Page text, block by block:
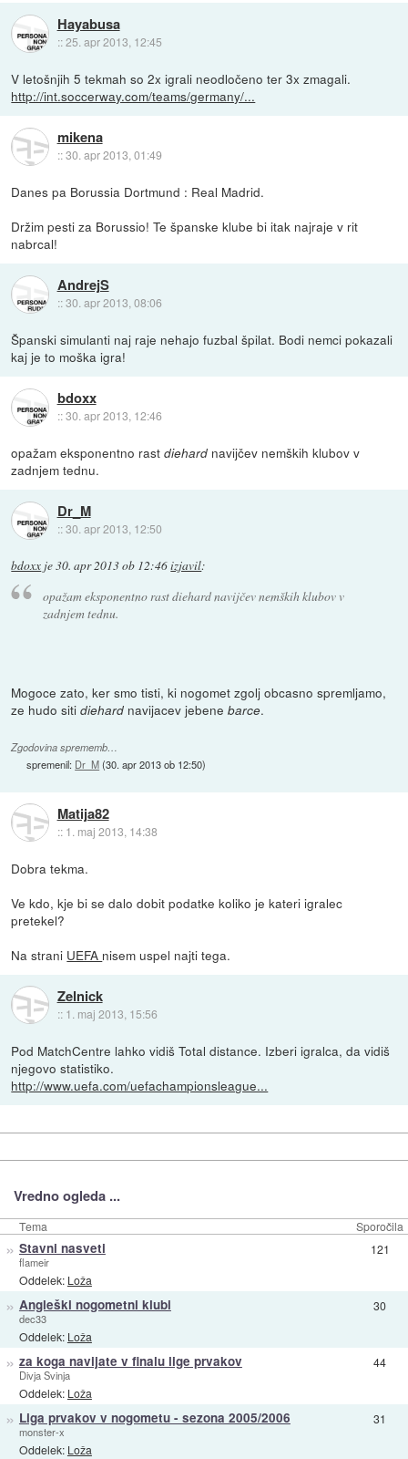
Hayabusa
::25. apr 2013, 12:45
V letošnjih 5 tekmah so 2x igrali neodločeno ter 3x zmagali.
http://int.soccerway.com/teams/germany/...
mikena
::30. apr 2013, 01:49
Danes pa Borussia Dortmund : Real Madrid.
Držim pesti za Borussio! Te španske klube bi itak najraje v rit
nabrcal!
AndrejS
::30. apr 2013, 08:06
Španski simulanti naj raje nehajo fuzbal špilat. Bodi nemci pokazali
kaj je to moška igra!
bdoxx
::30. apr 2013, 12:46
opažam eksponentno rastdiehard navijčev nemških klubov v
zadnjem tednu.
Dr_M
::30. apr 2013, 12:50
bdoxx je30. apr 2013 ob 12:46izjavil:
opažam eksponentno rastdiehardnavijčev nemških klubov v
zadnjem tednu.
Mogoce zato, ker smo tisti, ki nogomet zgolj obcasno spremljamo,
ze hudo sitidiehard navijacev jebenebarce.
Zgodovina sprememb…
spremenil: Dr_M(30. apr 2013 ob 12:50)
Matija82
:: 1. maj 2013, 14:38
Dobra tekma.
Ve kdo, kje bi se dalo dobit podatke koliko je kateri igralec
pretekel?
Na strani UEFA nisem uspel najti tega.
Zelnick
:: 1. maj 2013, 15:56
Pod MatchCentre lahko vidiš Total distance. Izberi igralca, da vidiš
njegovo statistiko.
http://www.uefa.com/uefachampionsleague...
Vredno ogleda ...
Tema Sporočila
» Stavni nasveti
flameir
Oddelek: Loža
121
» Angleški nogometni klubi
dec33
Oddelek: Loža
30
» za koga navijate v finalu lige prvakov
Divja Svinja
Oddelek: Loža
44
» Liga prvakov v nogometu - sezona 2005/2006
monster-x
Oddelek: Loža
31